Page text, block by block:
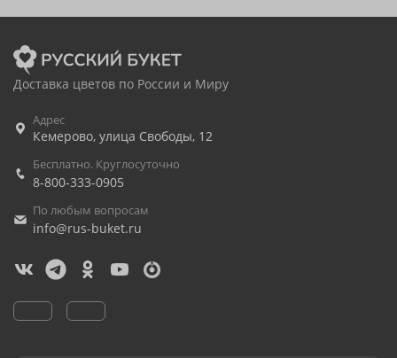
Доставка цветов по России и Миру
Адрес
Кемерово, улица Свободы, 12
Бесплатно. Круглосуточно
8-800-333-0905
По любым вопросам
info@rus-buket.ru